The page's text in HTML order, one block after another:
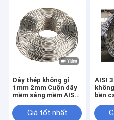
Dây thép không gỉ
1mm 2mm Cuộn dây
mềm sáng mềm AISI
Giá tốt nhất
AISI
bền